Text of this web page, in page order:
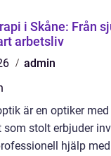
i Skåne: Från
arbetsliv
admin
är en optiker
som stolt erbjuder
hjälp